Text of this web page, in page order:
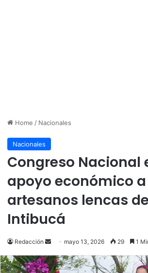
Home / Nacionales
Nacionales
Congreso Nacional
apoyo económico a
artesanos lencas de
Intibucá
Redacción
Send
email
mayo 13, 2026 29 1